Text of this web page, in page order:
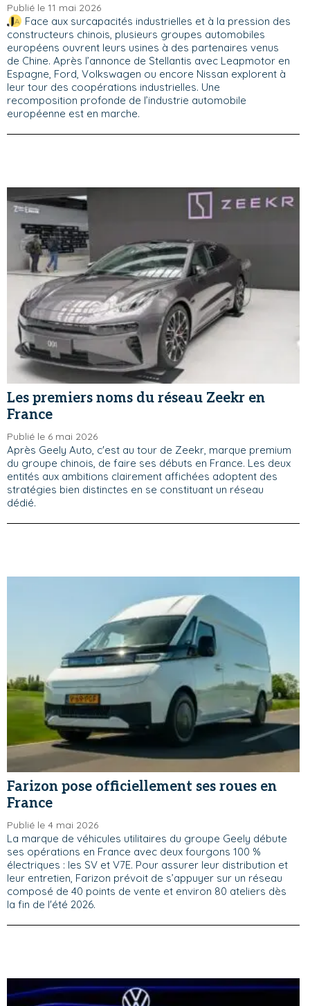
Publié le 11 mai 2026
Face aux surcapacités industrielles et à la pression des
constructeurs chinois, plusieurs groupes automobiles
européens ouvrent leurs usines à des partenaires venus
de Chine. Après l’annonce de Stellantis avec Leapmotor en
Espagne, Ford, Volkswagen ou encore Nissan explorent à
leur tour des coopérations industrielles. Une
recomposition profonde de l’industrie automobile
européenne est en marche.
Les premiers noms du réseau Zeekr en
France
Publié le 6 mai 2026
Après Geely Auto, c'est au tour de Zeekr, marque premium
du groupe chinois, de faire ses débuts en France. Les deux
entités aux ambitions clairement affichées adoptent des
stratégies bien distinctes en se constituant un réseau
dédié.
Farizon pose officiellement ses roues en
France
Publié le 4 mai 2026
La marque de véhicules utilitaires du groupe Geely débute
ses opérations en France avec deux fourgons 100 %
électriques : les SV et V7E. Pour assurer leur distribution et
leur entretien, Farizon prévoit de s’appuyer sur un réseau
composé de 40 points de vente et environ 80 ateliers dès
la fin de l'été 2026.